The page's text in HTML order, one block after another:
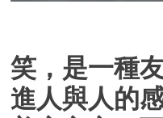
笑，是一種
進人與人的